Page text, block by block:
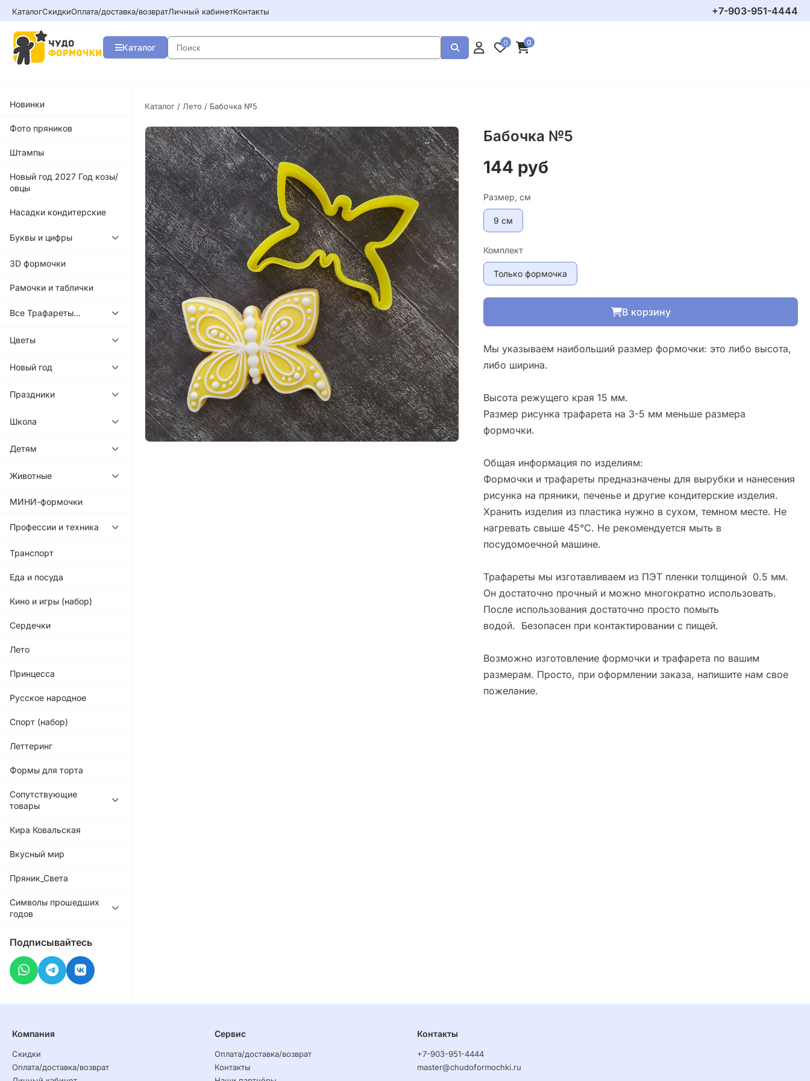
КаталогСкидкиОплата/доставка/возвратЛичный кабинетКонтакты +7-903-951-4444
Каталог
0 0
Новинки
Фото пряников
Штампы
Новый год 2027 Год козы/
овцы
Насадки кондитерские
Буквы и цифры
3D формочки
Рамочки и таблички
Все Трафареты...
Цветы
Новый год
Праздники
Школа
Детям
Животные
МИНИ-формочки
Профессии и техника
Транспорт
Еда и посуда
Кино и игры (набор)
Сердечки
Лето
Принцесса
Русское народное
Спорт (набор)
Леттеринг
Формы для торта
Сопутствующие
товары
Кира Ковальская
Вкусный мир
Пряник_Света
Символы прошедших
годов
Подписывайтесь
Каталог / Лето / Бабочка №5
Бабочка №5
144 руб
Размер, см
9 см
Комплект
Только формочка
В корзину
Мы указываем наибольший размер формочки: это либо высота,
либо ширина.
Высота режущего края 15 мм.
Размер рисунка трафарета на 3-5 мм меньше размера
формочки.
Общая информация по изделиям:
Формочки и трафареты предназначены для вырубки и нанесения
рисунка на пряники, печенье и другие кондитерские изделия.
Хранить изделия из пластика нужно в сухом, темном месте. Не
нагревать свыше 45°С. Не рекомендуется мыть в
посудомоечной машине.
Трафареты мы изготавливаем из ПЭТ пленки толщиной 0.5 мм.
Он достаточно прочный и можно многократно использовать.
После использования достаточно просто помыть
водой. Безопасен при контактировании с пищей.
Возможно изготовление формочки и трафарета по вашим
размерам. Просто, при оформлении заказа, напишите нам свое
пожелание.
Компания
Скидки
Оплата/доставка/возврат
Сервис
Оплата/доставка/возврат
Контакты
Контакты
+7-903-951-4444
master@chudoformochki.ru